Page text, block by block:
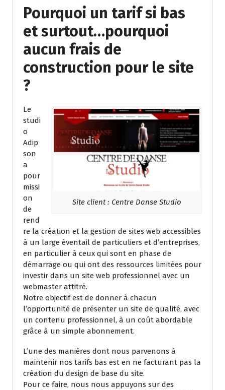
Pourquoi un tarif si bas
et surtout…pourquoi
aucun frais de
construction pour le site
?
Site client : Centre Danse Studio
Le
studi
o
Adip
son
a
pour
missi
on
de
rend
re la création et la gestion de sites web accessibles
à un large éventail de particuliers et d’entreprises,
en particulier à ceux qui sont en phase de
démarrage ou qui ont des ressources limitées pour
investir dans un site web professionnel avec un
webmaster attitré.
Notre objectif est de donner à chacun
l’opportunité de présenter un site de qualité, avec
un contenu professionnel, à un coût abordable
grâce à un simple abonnement.
L’une des manières dont nous parvenons à
maintenir nos tarifs bas est en ne facturant pas la
création du design de base du site.
Pour ce faire, nous nous appuyons sur des